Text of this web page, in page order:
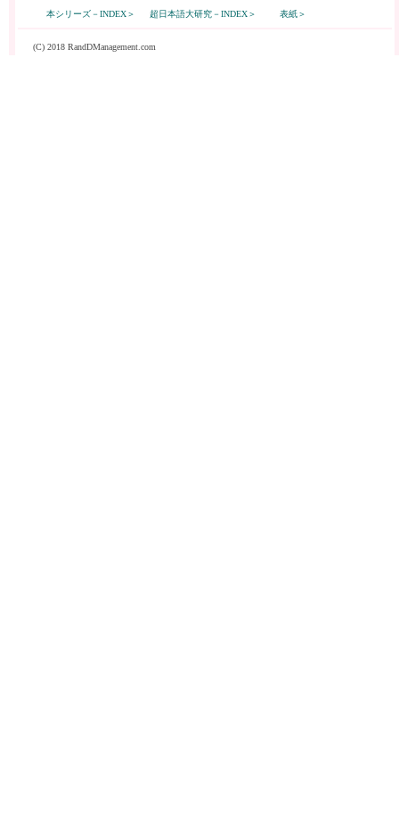
本シリーズ－INDEX＞ 超日本語大研究－INDEX＞ 表紙＞
(C) 2018 RandDManagement.com